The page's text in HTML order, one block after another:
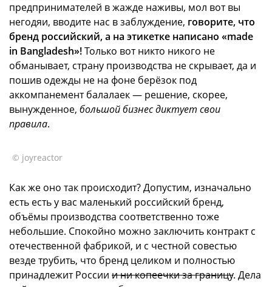
предпринимателей в жажде наживы, мол вот вы
негодяи, вводите нас в заблуждение, говорите, что
бренд российский, а на этикетке написано «made
in Bangladesh»!Только вот никто никого не
обманывает, страну производства не скрывает, да и
пошив одежды не на фоне берёзок под
аккомпанемент балалаек — решение, скорее,
вынужденное, большой бизнес диктует свои
правила.
© joyreactor
Как же оно так происходит? Допустим, изначально
есть есть у вас маленький российский бренд,
объёмы производства соответственно тоже
небольшие. Спокойно можно заключить контракт с
отечественной фабрикой, и с честной совестью
везде трубить, что бренд целиком и полностью
принадлежит России и ни копеечки за границу. Дела